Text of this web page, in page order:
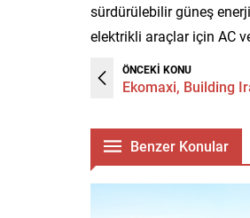
sürdürülebilir güneş
elektrikli araçlar için AC
ÖNCEKİ KONU
Ekomaxi, Building
Benzer Konular